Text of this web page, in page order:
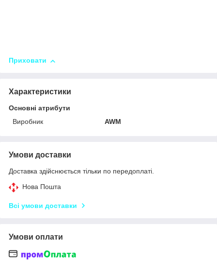
Приховати
Характеристики
Основні атрибути
Виробник
AWM
Умови доставки
Доставка здійснюється тільки по передоплаті.
Нова Пошта
Всі умови доставки
Умови оплати